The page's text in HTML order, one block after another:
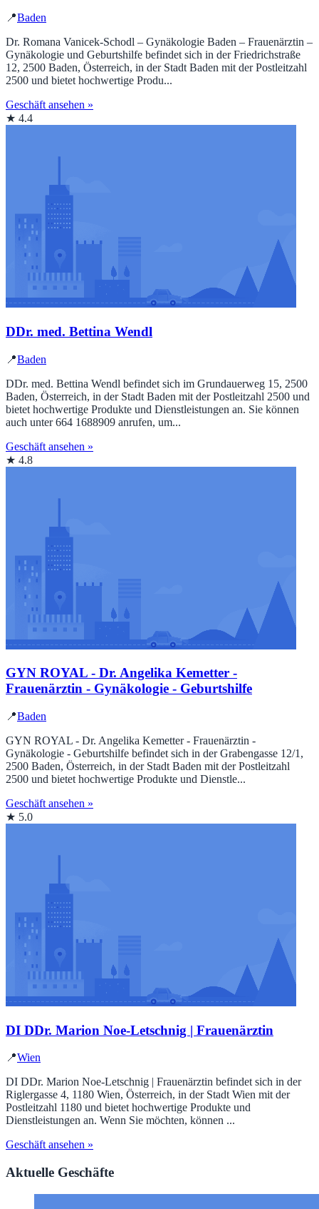
📍Baden
Dr. Romana Vanicek-Schodl – Gynäkologie Baden – Frauenärztin –
Gynäkologie und Geburtshilfe befindet sich in der Friedrichstraße
12, 2500 Baden, Österreich, in der Stadt Baden mit der Postleitzahl
2500 und bietet hochwertige Produ...
Geschäft ansehen »
★ 4.4
DDr. med. Bettina Wendl
📍Baden
DDr. med. Bettina Wendl befindet sich im Grundauerweg 15, 2500
Baden, Österreich, in der Stadt Baden mit der Postleitzahl 2500 und
bietet hochwertige Produkte und Dienstleistungen an. Sie können
auch unter 664 1688909 anrufen, um...
Geschäft ansehen »
★ 4.8
GYN ROYAL - Dr. Angelika Kemetter -
Frauenärztin - Gynäkologie - Geburtshilfe
📍Baden
GYN ROYAL - Dr. Angelika Kemetter - Frauenärztin -
Gynäkologie - Geburtshilfe befindet sich in der Grabengasse 12/1,
2500 Baden, Österreich, in der Stadt Baden mit der Postleitzahl
2500 und bietet hochwertige Produkte und Dienstle...
Geschäft ansehen »
★ 5.0
DI DDr. Marion Noe-Letschnig | Frauenärztin
📍Wien
DI DDr. Marion Noe-Letschnig | Frauenärztin befindet sich in der
Riglergasse 4, 1180 Wien, Österreich, in der Stadt Wien mit der
Postleitzahl 1180 und bietet hochwertige Produkte und
Dienstleistungen an. Wenn Sie möchten, können ...
Geschäft ansehen »
Aktuelle Geschäfte